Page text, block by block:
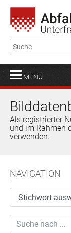
MENÜ
Als registrierter
und im Rahmen
verwenden.
NAVIGATION